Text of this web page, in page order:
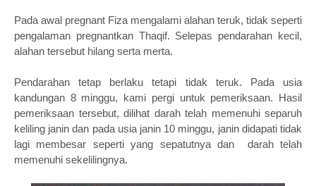
Pada awal pregnant Fiza mengalami alahan teruk, tidak seperti
pengalaman pregnantkan Thaqif. Selepas pendarahan kecil,
alahan tersebut hilang serta merta.
Pendarahan tetap berlaku tetapi tidak teruk. Pada usia
kandungan 8 minggu, kami pergi untuk pemeriksaan. Hasil
pemeriksaan tersebut, dilihat darah telah memenuhi separuh
keliling janin dan pada usia janin 10 minggu, janin didapati tidak
lagi membesar seperti yang sepatutnya dan darah telah
memenuhi sekelilingnya.